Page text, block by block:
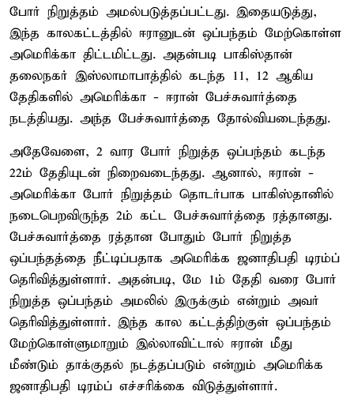
போர் நிறுத்தம் அமல்படுத்தப்பட்டது. இதையடுத்து,
இந்த காலகட்டத்தில் ஈரானுடன் ஒப்பந்தம் மேற்கொள்ள
அமெரிக்கா திட்டமிட்டது. அதன்படி பாகிஸ்தான்
தலைநகர் இஸ்லாமாபாத்தில் கடந்த 11, 12 ஆகிய
தேதிகளில் அமெரிக்கா - ஈரான் பேச்சுவார்த்தை
நடத்தியது. அந்த பேச்சுவார்த்தை தோல்வியடைந்தது.
அதேவேளை, 2 வார போர் நிறுத்த ஒப்பந்தம் கடந்த
22ம் தேதியுடன் நிறைவடைந்தது. ஆனால், ஈரான் -
அமெரிக்கா போர் நிறுத்தம் தொடர்பாக பாகிஸ்தானில்
நடைபெறவிருந்த 2ம் கட்ட பேச்சுவார்த்தை ரத்தானது.
பேச்சுவார்த்தை ரத்தான போதும் போர் நிறுத்த
ஒப்பந்தத்தை நீட்டிப்பதாக அமெரிக்க ஜனாதிபதி டிரம்ப்
தெரிவித்துள்ளார். அதன்படி, மே 1ம் தேதி வரை போர்
நிறுத்த ஒப்பந்தம் அமலில் இருக்கும் என்றும் அவர்
தெரிவித்துள்ளார். இந்த கால கட்டத்திற்குள் ஒப்பந்தம்
மேற்கொள்ளுமாறும் இல்லாவிட்டால் ஈரான் மீது
மீண்டும் தாக்குதல் நடத்தப்படும் என்றும் அமெரிக்க
ஜனாதிபதி டிரம்ப் எச்சரிக்கை விடுத்துள்ளார்.